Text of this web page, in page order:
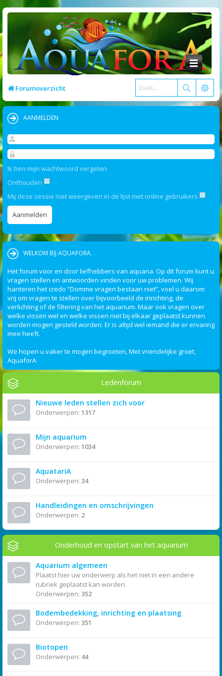
Forumoverzicht
AANMELDEN
Ik ben mijn wachtwoord vergeten
Onthouden
Mij deze sessie niet weergeven in de lijst met online gebruikers
WELKOM BIJ AQUAFORA.
Het forum voor en door liefhebbers van aquaria. Op dit forum kunt u
vragen stellen en antwoorden vinden voor uw problemen. Wij
hanteren het credo “Domme vragen bestaan niet”, voel u daarom
vrij om vragen te stellen over bijvoorbeeld de inrichting, de
verlichting of de filtering van het aquarium. Maar ook vragen over
welke vissen wel en welke vissen niet bij elkaar geplaatst kunnen
worden mogen gesteld worden. Er is altijd wel iemand die er ervaring
mee heeft.
We hopen u vaker te mogen begroeten, Met vriendelijke groet,
AquaforA
Ledenforum
Nieuwe leden stellen zich voor
Onderwerpen: 1317
Mijn aquarium
Onderwerpen: 1034
AquatariA
Onderwerpen: 34
Handleidingen en omschrijvingen
Onderwerpen: 2
Onderhoud en opstart van het aquarium
Aquarium algemeen
Plaatst hier uw onderwerp als het niet in een andere
rubriek geplaatst kan worden.
Onderwerpen: 352
Bodembedekking, inrichting en plaatsing
Onderwerpen: 351
Biotopen
Onderwerpen: 44